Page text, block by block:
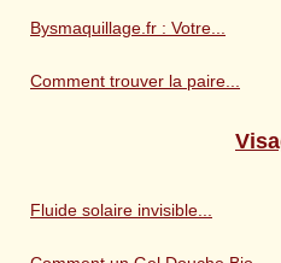
Bysmaquillage.fr : Votre...
Comment trouver la paire...
Fluide solaire invisible...